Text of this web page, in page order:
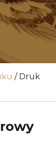
/ Druk